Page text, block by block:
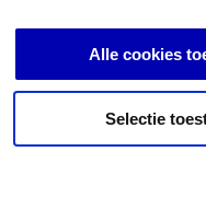
Alle cookies
Selectie